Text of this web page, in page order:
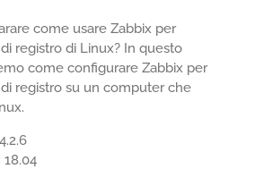
come usare Zabbix per
registro di Linux? In questo
come configurare Zabbix per
registro su un computer che
18.04